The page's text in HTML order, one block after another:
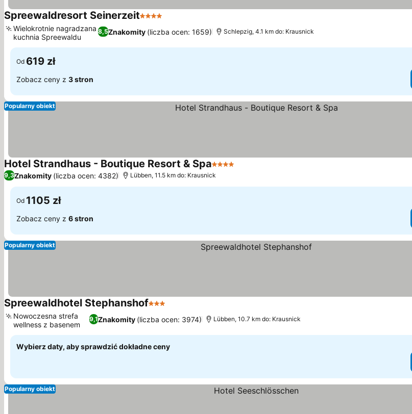
Spreewaldresort Seinerzeit4 Kategoria
8,5Znakomity (liczba ocen: 1659)
Wielokrotnie nagradzana
kuchnia Spreewaldu
Schlepzig, 4.1 km do: Krausnick
Od 619 zł
Zobacz ceny z 3 stron
Popularny obiekt
Hotel Strandhaus - Boutique Resort & Spa4 Kategoria
9,3Znakomity (liczba ocen: 4382) Lübben, 11.5 km do: Krausnick
Od 1105 zł
Zobacz ceny z 6 stron
Popularny obiekt
Spreewaldhotel Stephanshof3 Kategoria
9,1Znakomity (liczba ocen: 3974)
Nowoczesna strefa
wellness z basenem
Lübben, 10.7 km do: Krausnick
Wybierz daty, aby sprawdzić dokładne ceny
Popularny obiekt